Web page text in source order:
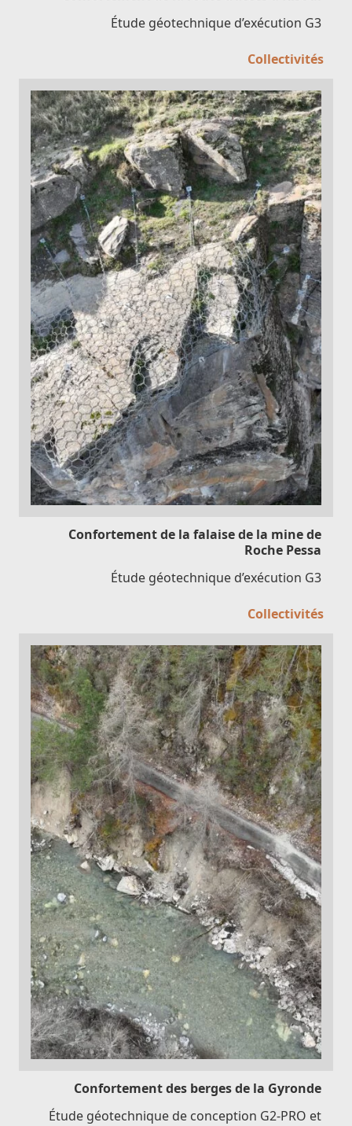
Étude géotechnique d’exécution G3
Collectivités
Confortement de la falaise de la mine de
Roche Pessa
Étude géotechnique d’exécution G3
Collectivités
Confortement des berges de la Gyronde
Étude géotechnique de conception G2-PRO et